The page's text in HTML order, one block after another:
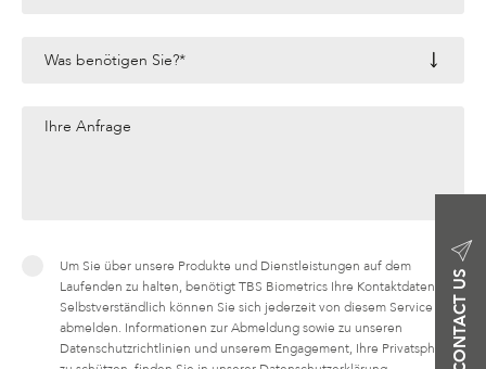
CONTACT US
Um Sie über unsere Produkte und Dienstleistungen auf dem
Laufenden zu halten, benötigt TBS Biometrics Ihre Kontaktdaten.
Selbstverständlich können Sie sich jederzeit von diesem Service
abmelden. Informationen zur Abmeldung sowie zu unseren
Datenschutzrichtlinien und unserem Engagement, Ihre Privatsphäre